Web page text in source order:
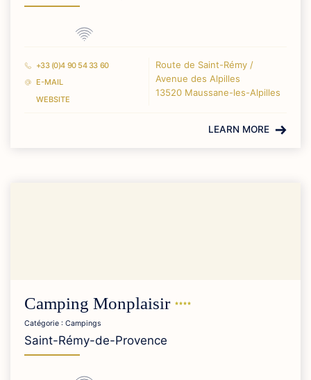
+33 (0)4 90 54 33 60
E-MAIL
WEBSITE
Route de Saint-Rémy /
Avenue des Alpilles
13520 Maussane-les-Alpilles
LEARN MORE
Camping Monplaisir
Catégorie : Campings
Saint-Rémy-de-Provence